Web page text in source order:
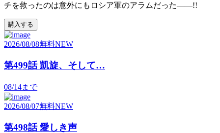
チを救ったのは意外にもロシア軍のアラムだった――!!
購入する
2026/08/08無料NEW
第499話 凱旋、そして…
08/14まで
2026/08/07無料NEW
第498話 愛しき声